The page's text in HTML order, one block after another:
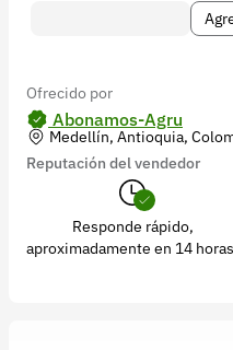
Ofrecido por
Abonamos-Agru
Medellín, Antioquia,
Reputación del vendedor
Responde rápido,
aproximadamente en 14
© 2026 Croper.com Todos los
Síguenos